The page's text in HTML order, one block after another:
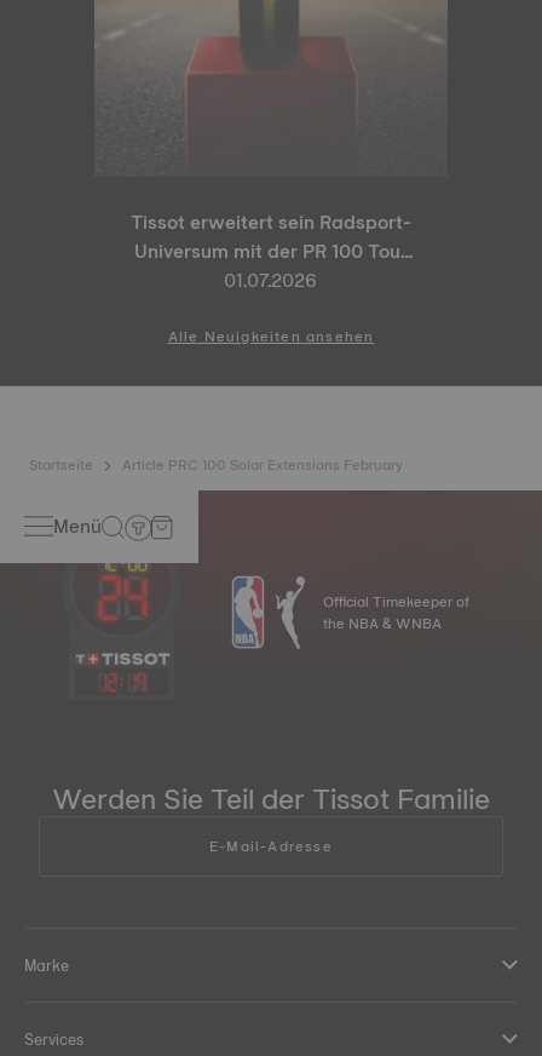
Tissot erweitert sein Radsport-
Universum mit der PR 100 Tour
de France 2026 Special Edition
01.07.2026
Alle Neuigkeiten ansehen
Startseite Article PRC 100 Solar Extensions February
Menü
12: 19
Official Timekeeper of
the NBA & WNBA
Werden Sie Teil der Tissot Familie
E-Mail-Adresse
Marke
Services